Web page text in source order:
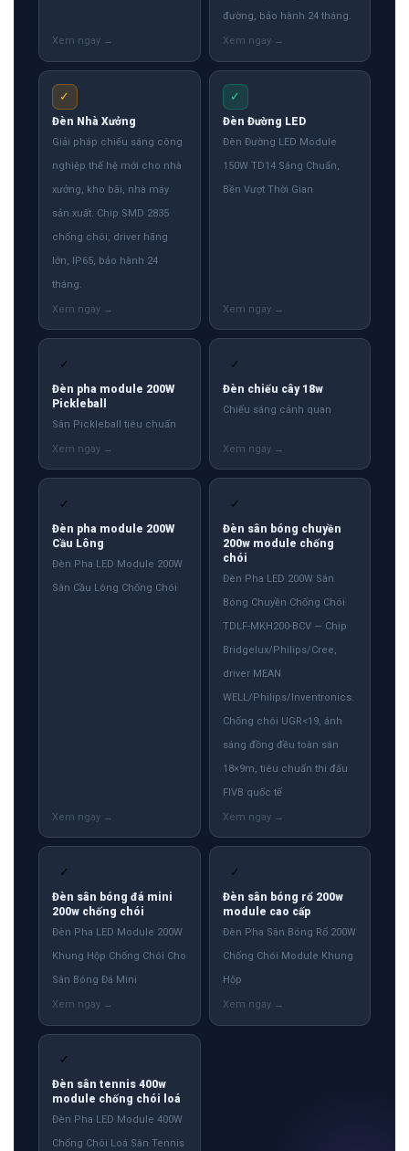
đường, bảo hành 24 tháng.
✓
Đèn Nhà Xưởng
Giải pháp chiếu sáng công
nghiệp thế hệ mới cho nhà
xưởng, kho bãi, nhà máy
sản xuất. Chip SMD 2835
chống chói, driver hãng
lớn, IP65, bảo hành 24
tháng.
✓
Đèn Đường LED
Đèn Đường LED Module
150W TD14 Sáng Chuẩn,
Bền Vượt Thời Gian
✓
Đèn pha module 200W
Pickleball
Sân Pickleball tiêu chuẩn
✓
Đèn chiếu cây 18w
Chiếu sáng cảnh quan
✓
Đèn pha module 200W
Cầu Lông
Đèn Pha LED Module 200W
Sân Cầu Lông Chống Chói
✓
Đèn sân bóng chuyền
200w module chống
chói
Đèn Pha LED 200W Sân
Bóng Chuyền Chống Chói
TDLF-MKH200-BCV — Chip
Bridgelux/Philips/Cree,
driver MEAN
WELL/Philips/Inventronics.
Chống chói UGR<19, ánh
sáng đồng đều toàn sân
18×9m, tiêu chuẩn thi đấu
FIVB quốc tế
✓
Đèn sân bóng đá mini
200w chống chói
Đèn Pha LED Module 200W
Khung Hộp Chống Chói Cho
Sân Bóng Đá Mini
✓
Đèn sân bóng rổ 200w
module cao cấp
Đèn Pha Sân Bóng Rổ 200W
Chống Chói Module Khung
Hộp
✓
Đèn sân tennis 400w
module chống chói loá
Đèn Pha LED Module 400W
Chống Chói Loá Sân Tennis